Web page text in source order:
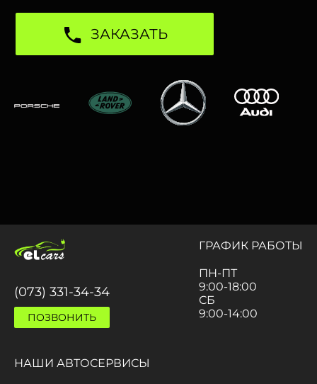
ЗАКАЗАТЬ
(073) 331-34-34
ПОЗВОНИТЬ
ГРАФИК РАБОТЫ
ПН-ПТ
9:00-18:00
СБ
9:00-14:00
НАШИ АВТОСЕРВИСЫ